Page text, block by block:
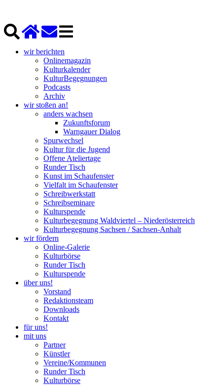
wir berichten
Onlinemagazin
Kulturkalender
KulturBegegnungen
Podcasts
Archiv
wir stoßen an!
anders wachsen
Zukunftsforum
Warngauer Dialog
Spurwechsel
Kultur für die Jugend
Offene Ateliertage
Runder Tisch
Kunst im Schaufenster
Vielfalt im Schaufenster
Schreibwerkstatt
Schreibseminare
Kulturspende
Kulturbegegnung Waldviertel – Niederösterreich
Kulturbegegnung Sachsen / Sachsen-Anhalt
wir fördern
Online-Galerie
Kulturbörse
Runder Tisch
Kulturspende
über uns!
Vorstand
Redaktionsteam
Downloads
Kontakt
für uns!
mit uns
Partner
Künstler
Vereine/Kommunen
Runder Tisch
Kulturbörse